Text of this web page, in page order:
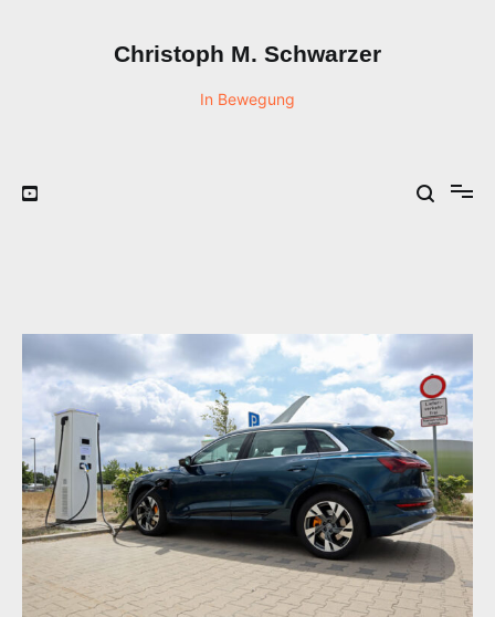
Christoph M. Schwarzer
In Bewegung